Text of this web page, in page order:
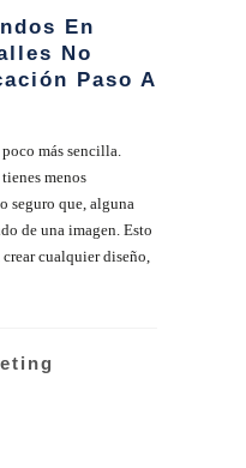
En
No
Paso A
más sencilla.
menos
seguro que, alguna
de una imagen. Esto
cualquier diseño,